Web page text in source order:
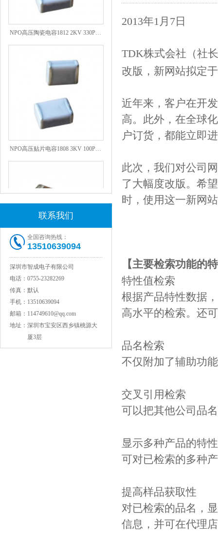
NPO高压陶瓷电容1812 2KV 330PF 5%精度
NPO高压贴片电容1808 3KV 100PF J
JOHANSON代理1812 1KV 100NF X7R高压贴片电容
联系我们
全国咨询热线：
13510639094
深圳市智成电子有限公司
电话： 0755-23282269
传真： 默认
手机： 13510639094
邮箱： 114749610@qq.com
地址： 深圳市宝安区西乡镇桃源大
厦3层
2013年1月7日
TDK株式会社（社
改版，新网站拟定于
近年来，客户在开
高。此外，在全球
户订货，都能立即
此次，我们对公司
了大幅度改版。希
时，使用这一新网
【主要检索功能的
特性值检索
根据产品特性数据
高水平的检索。还
品名检索
不仅附加了辅助功
交叉引用检索
可以把其他公司品
显示多种产品的特
可对已检索的多种
提高样品获取性
对已检索的品名，
信息，并可在代理